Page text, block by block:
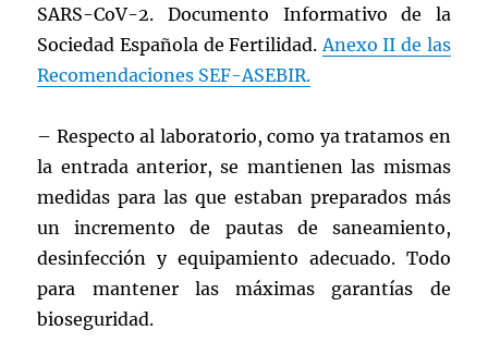
SARS-CoV-2. Documento Informativo de la
Sociedad Española de Fertilidad.Anexo II de las
Recomendaciones SEF-ASEBIR.
– Respecto al laboratorio, como ya tratamos en
la entrada anterior, se mantienen las mismas
medidas para las que estaban preparados más
un incremento de pautas de saneamiento,
desinfección y equipamiento adecuado. Todo
para mantener las máximas garantías de
bioseguridad.